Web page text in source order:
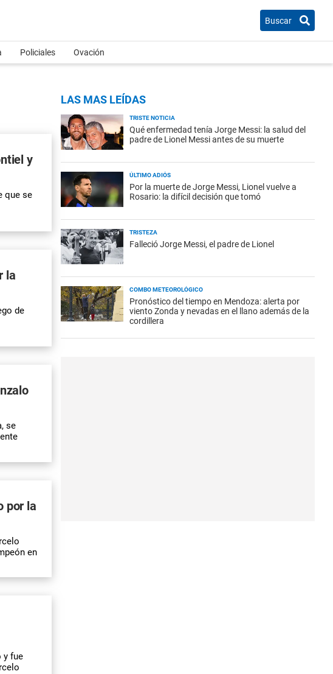
Buscar
Policiales Ovación
y
que se
la
de
se
por la
en
y fue
LAS MAS LEÍDAS
TRISTE NOTICIA
Qué enfermedad tenía Jorge Messi: la salud del
padre de Lionel Messi antes de su muerte
ÚLTIMO ADIÓS
Por la muerte de Jorge Messi, Lionel vuelve a
Rosario: la difícil decisión que tomó
TRISTEZA
Falleció Jorge Messi, el padre de Lionel
COMBO METEOROLÓGICO
Pronóstico del tiempo en Mendoza: alerta por
viento Zonda y nevadas en el llano además de la
cordillera